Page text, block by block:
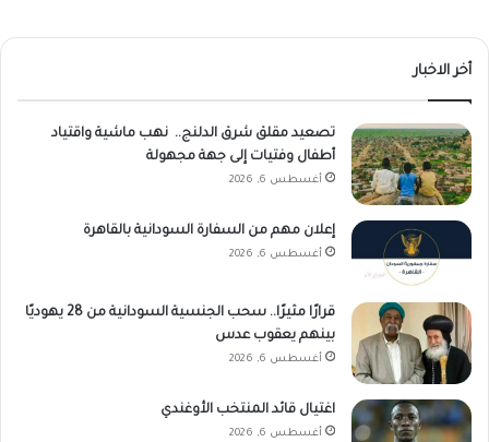
أخر الاخبار
تصعيد مقلق شرق الدلنج.. نهب ماشية واقتياد
أطفال وفتيات إلى جهة مجهولة
أغسطس 6, 2026
إعلان مهم من السفارة السودانية بالقاهرة
أغسطس 6, 2026
قرارًا مثيرًا.. سحب الجنسية السودانية من 28 يهوديًا
بينهم يعقوب عدس
أغسطس 6, 2026
اغتيال قائد المنتخب الأوغندي
أغسطس 6, 2026